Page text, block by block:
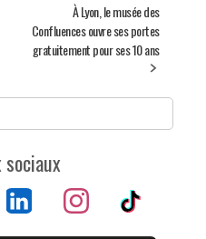
À Lyon, le musée des
Confluences ouvre ses portes
gratuitement pour ses 10 ans
sociaux